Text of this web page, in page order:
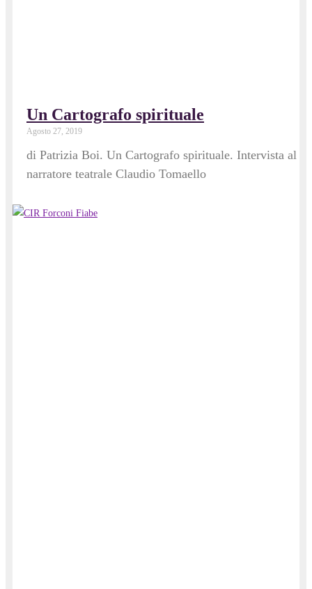
Un Cartografo spirituale
Agosto 27, 2019
di Patrizia Boi. Un Cartografo spirituale. Intervista al
narratore teatrale Claudio Tomaello